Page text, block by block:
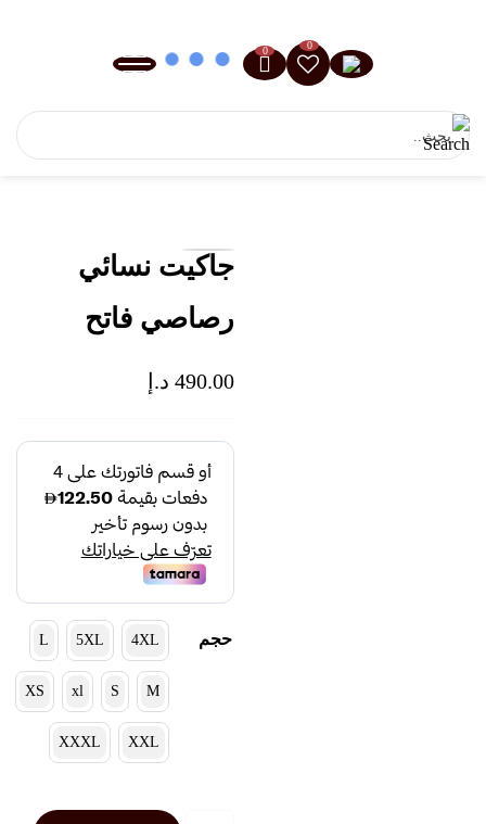
0
0
جاكيت نسائي
رصاصي فاتح
490.00 د.إ
حجم 4XL
5XL
L
M
S
xl
XS
XXL
XXXL